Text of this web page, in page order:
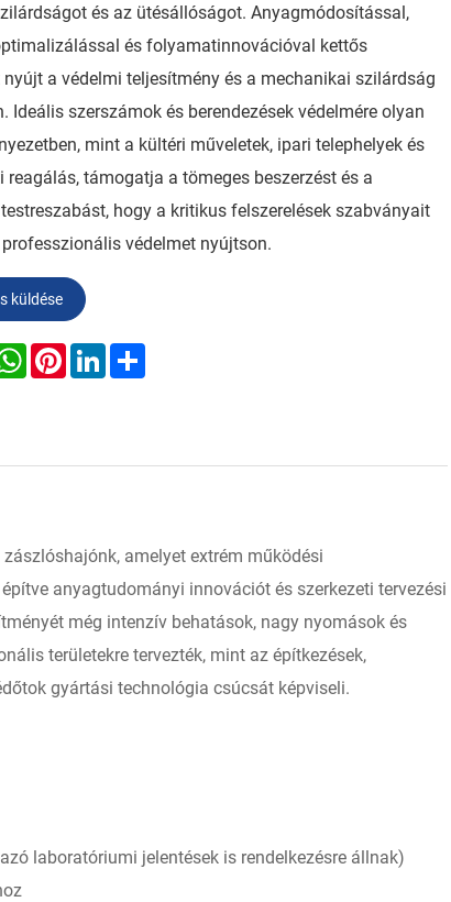
és az ütésállóságot. Anyagmódosítással,
és folyamatinnovációval kettős
a védelmi teljesítmény és a mechanikai szilárdság
Ideális szerszámok és berendezések védelmére olyan
mint a kültéri műveletek, ipari telephelyek és
reagálás, támogatja a tömeges beszerzést és a
hogy a kritikus felszerelések szabványait
védelmet nyújtson.
küldése
WhatsApp
PinterestLinkedInShare
amelyet extrém működési
anyagtudományi innovációt és szerkezeti tervezési
még intenzív behatások, nagy nyomások és
területekre tervezték, mint az építkezések,
gyártási technológia csúcsát képviseli.
laboratóriumi jelentések is rendelkezésre állnak)